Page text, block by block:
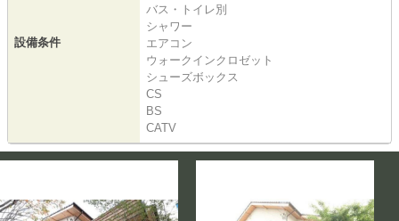
設備条件
バス・トイレ別
シャワー
エアコン
ウォークインクロゼット
シューズボックス
CS
BS
CATV